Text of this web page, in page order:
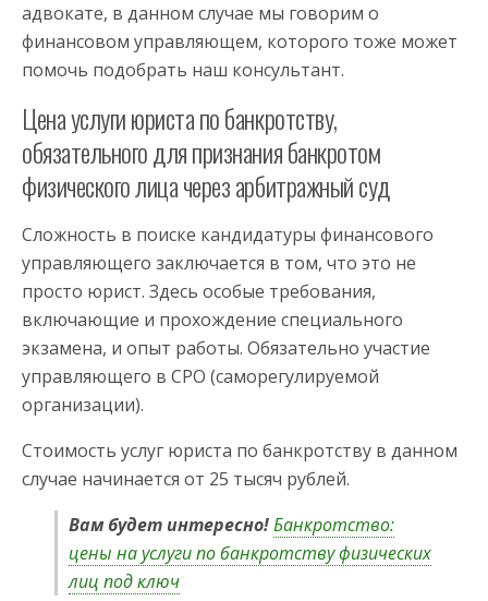
адвокате, в данном случае мы говорим о
финансовом управляющем, которого тоже может
помочь подобрать наш консультант.
Цена услуги юриста по банкротству,
обязательного для признания банкротом
физического лица через арбитражный суд
Сложность в поиске кандидатуры финансового
управляющего заключается в том, что это не
просто юрист. Здесь особые требования,
включающие и прохождение специального
экзамена, и опыт работы. Обязательно участие
управляющего в СРО (саморегулируемой
организации).
Стоимость услуг юриста по банкротству в данном
случае начинается от 25 тысяч рублей.
Вам будет интересно!Банкротство:
цены на услуги по банкротству физических
лиц под ключ